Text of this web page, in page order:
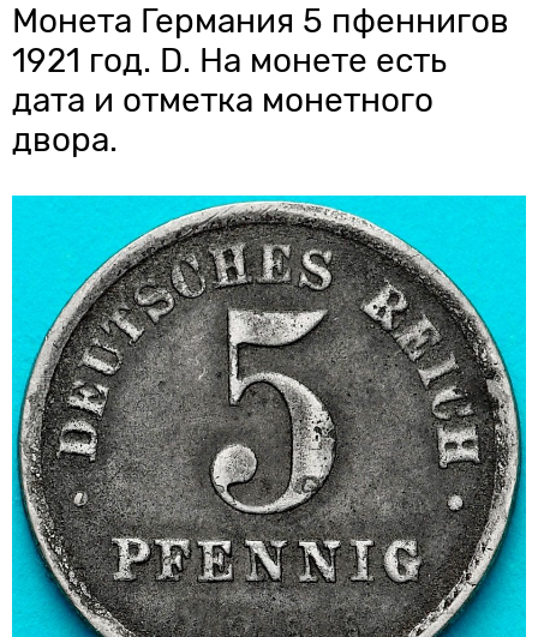
Монета Германия 5 пфеннигов
1921 год. D. На монете есть
дата и отметка монетного
двора.